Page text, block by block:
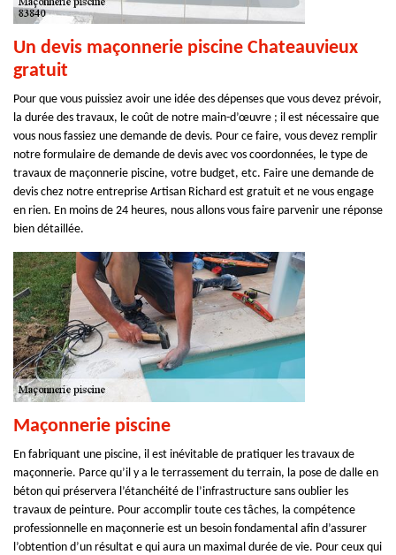
Un devis maçonnerie piscine Chateauvieux
gratuit
Pour que vous puissiez avoir une idée des dépenses que vous devez prévoir,
la durée des travaux, le coût de notre main-d’œuvre ; il est nécessaire que
vous nous fassiez une demande de devis. Pour ce faire, vous devez remplir
notre formulaire de demande de devis avec vos coordonnées, le type de
travaux de maçonnerie piscine, votre budget, etc. Faire une demande de
devis chez notre entreprise Artisan Richard est gratuit et ne vous engage
en rien. En moins de 24 heures, nous allons vous faire parvenir une réponse
bien détaillée.
Maçonnerie piscine
En fabriquant une piscine, il est inévitable de pratiquer les travaux de
maçonnerie. Parce qu’il y a le terrassement du terrain, la pose de dalle en
béton qui préservera l’étanchéité de l’infrastructure sans oublier les
travaux de peinture. Pour accomplir toute ces tâches, la compétence
professionnelle en maçonnerie est un besoin fondamental afin d’assurer
l’obtention d’un résultat e qui aura un maximal durée de vie. Pour ceux qui